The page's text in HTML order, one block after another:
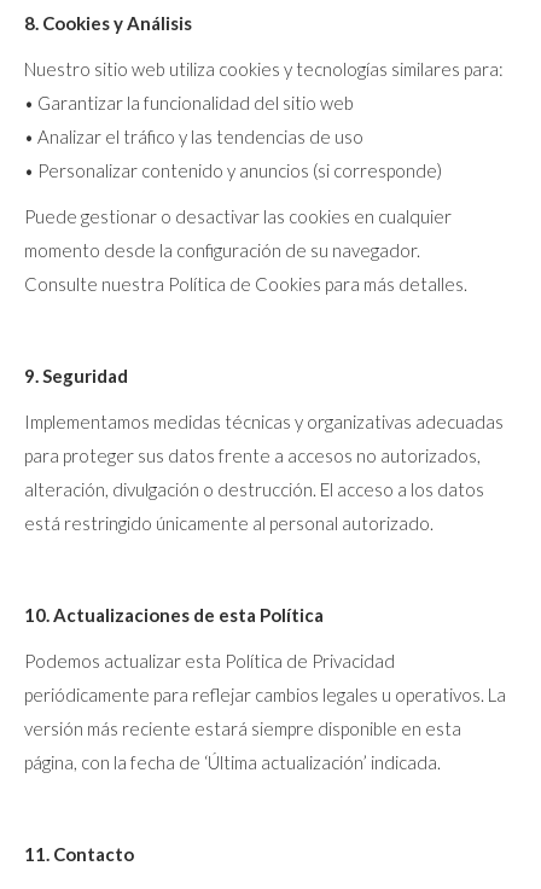
8. Cookies y Análisis
Nuestro sitio web utiliza cookies y tecnologías similares para:
• Garantizar la funcionalidad del sitio web
• Analizar el tráfico y las tendencias de uso
• Personalizar contenido y anuncios (si corresponde)
Puede gestionar o desactivar las cookies en cualquier
momento desde la configuración de su navegador.
Consulte nuestra Política de Cookies para más detalles.
9. Seguridad
Implementamos medidas técnicas y organizativas adecuadas
para proteger sus datos frente a accesos no autorizados,
alteración, divulgación o destrucción. El acceso a los datos
está restringido únicamente al personal autorizado.
10. Actualizaciones de esta Política
Podemos actualizar esta Política de Privacidad
periódicamente para reflejar cambios legales u operativos. La
versión más reciente estará siempre disponible en esta
página, con la fecha de ‘Última actualización’ indicada.
11. Contacto